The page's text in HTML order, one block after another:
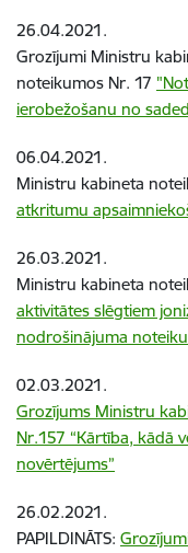
26.04.2021.
Grozījumi Ministru
noteikumos Nr. 17
ierobežošanu no
06.04.2021.
Ministru kabineta
atkritumu
26.03.2021.
Ministru kabineta
aktivitātes slēgtiem
nodrošinājuma
02.03.2021.
Grozījums Ministru
Nr.157 “Kārtība, kādā
novērtējums”
26.02.2021.
PAPILDINĀTS: